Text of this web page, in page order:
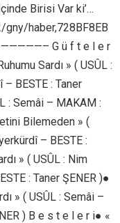
İçinde Birisi Var ki’…
haber,728BF8EB
G ü f t e l e r
Sardı » ( USÛL :
BESTE : Taner
: Semâi – MAKAM :
Bilemeden » (
– BESTE :
» ( USÛL : Nim
: Taner ŞENER )●
» ( USÛL : Semâi –
) B e s t e l e r i● «